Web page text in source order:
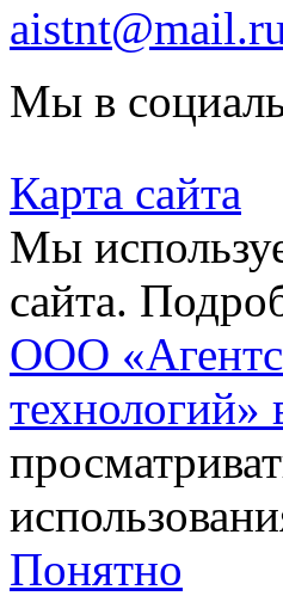
aistnt@mail.ru
Мы в
Карта сайта
Мы
сайта.
ООО
Понятно